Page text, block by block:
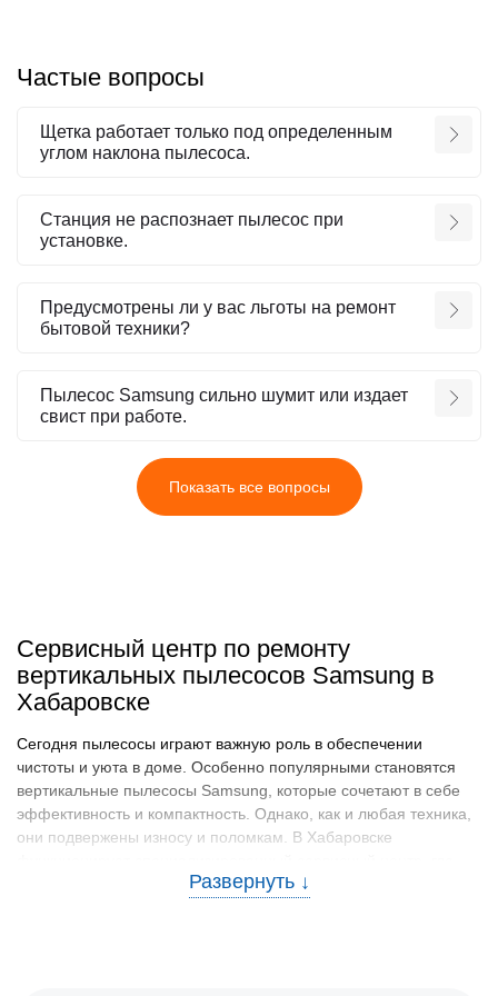
Частые вопросы
Щетка работает только под определенным
углом наклона пылесоса.
Станция не распознает пылесос при
установке.
Предусмотрены ли у вас льготы на ремонт
бытовой техники?
Пылесос Samsung сильно шумит или издает
свист при работе.
Показать все вопросы
Сервисный центр по ремонту
вертикальных пылесосов Samsung в
Хабаровске
Сегодня пылесосы играют важную роль в обеспечении
чистоты и уюта в доме. Особенно популярными становятся
вертикальные пылесосы Samsung, которые сочетают в себе
эффективность и компактность. Однако, как и любая техника,
они подвержены износу и поломкам. В Хабаровске
опытные мастера помогут решить любую проблему быстро и